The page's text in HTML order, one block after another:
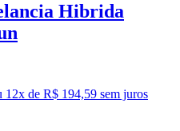
Hibrida
12x de R$ 194,59 sem juros